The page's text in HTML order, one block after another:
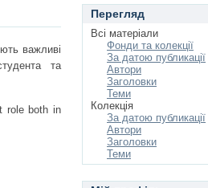
важливі
та
role both in
Перегляд
Всі матеріали
Фонди та колекції
За датою публикації
Автори
Заголовки
Теми
Колекція
За датою публикації
Автори
Заголовки
Теми